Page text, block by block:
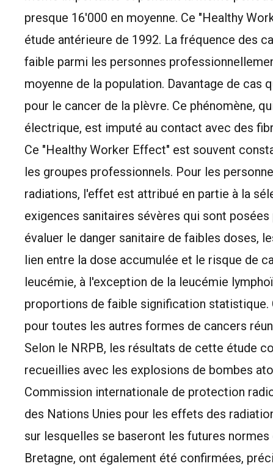
presque 16'000 en moyenne. Ce "Healthy
étude antérieure de 1992. La fréquence des
faible parmi les personnes
moyenne de la population. Davantage de
pour le cancer de la plèvre. Ce phénomène,
électrique, est imputé au contact avec des
Ce "Healthy Worker Effect" est souvent
les groupes professionnels. Pour les
radiations, l'effet est attribué en partie à la
exigences sanitaires sévères qui sont
évaluer le danger sanitaire de faibles doses,
lien entre la dose accumulée et le risque de
leucémie, à l'exception de la leucémie
proportions de faible signification
pour toutes les autres formes de cancers
Selon le NRPB, les résultats de cette étude
recueillies avec les explosions de bombes
Commission internationale de protection
des Nations Unies pour les effets des
sur lesquelles se baseront les futures
Bretagne, ont également été confirmées,